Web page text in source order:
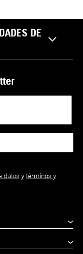
DE
datos ytérminos y